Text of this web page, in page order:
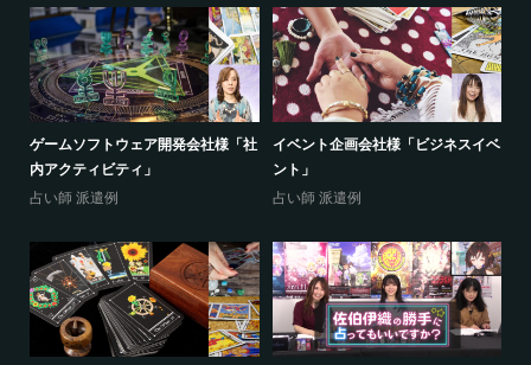
ゲームソフトウェア開発会社様「社
内アクティビティ」
占い師 派遣例
イベント企画会社様「ビジネスイベ
ント」
占い師 派遣例